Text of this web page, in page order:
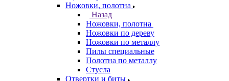
Ножовки, полотна
Назад
Ножовки, полотна
Ножовки по дереву
Ножовки по металлу
Пилы специальные
Полотна по металлу
Стусла
Отвертки и биты